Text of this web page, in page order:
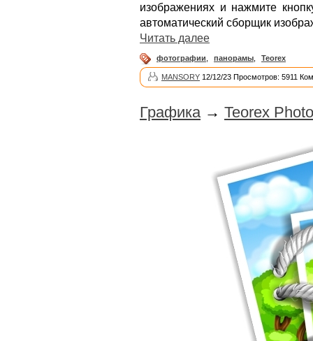
изображениях и нажмите
автоматический сборщик
Читать далее
фотографии панорамы Teorex
MANSORY 12/12/23 Просмотров: 5911
Графика → Teorex